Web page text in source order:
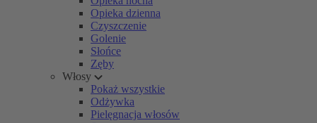
Opieka dzienna
Czyszczenie
Golenie
Słońce
Zęby
Włosy
Pokaż wszystkie
Odżywka
Pielęgnacja włosów